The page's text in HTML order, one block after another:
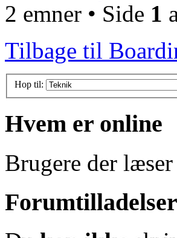
2 emner • Side 1
Tilbage til
Hop til:
Hvem er online
Brugere der
Forumtilladelser